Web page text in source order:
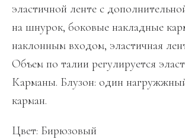
эластичной ленте с
на шнурок, боковые накладные
наклонным входом, эластичная
Объем по талии регулируется
Карманы. Блузон: один
карман.
Цвет: Бирюзовый